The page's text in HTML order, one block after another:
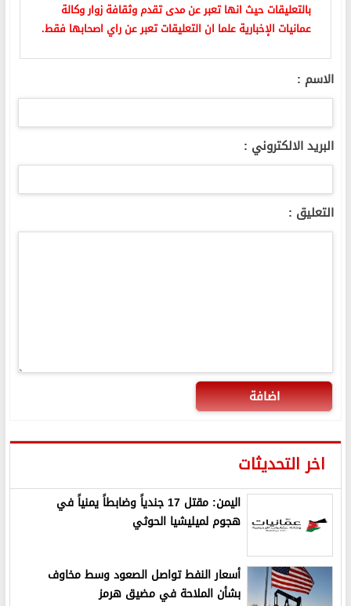
بالتعليقات حيث انها تعبر عن مدى تقدم وثقافة زوار وكالة
عمانيات الإخبارية علما ان التعليقات تعبر عن راي اصحابها فقط.
الاسم :
البريد الالكتروني :
التعليق :
اضافة
اخر التحديثات
اليمن: مقتل 17 جندياً وضابطاً يمنياً في
هجوم لميليشيا الحوثي
أسعار النفط تواصل الصعود وسط مخاوف
بشأن الملاحة في مضيق هرمز